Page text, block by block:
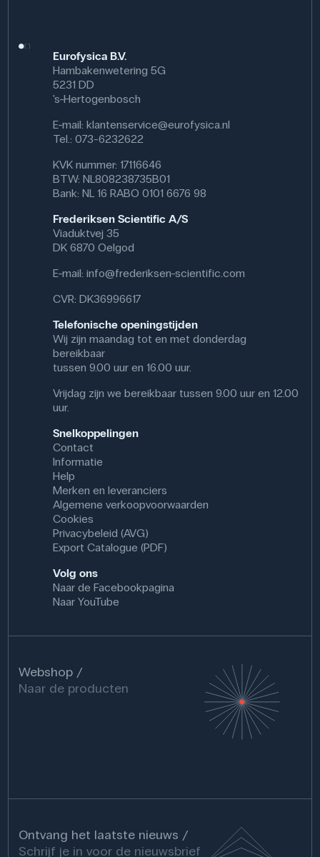
Eurofysica B.V.
Hambakenwetering 5G
5231 DD
's-Hertogenbosch
E-mail:klantenservice@eurofysica.nl
Tel.: 073-6232622
KVK nummer: 17116646
BTW: NL808238735B01
Bank: NL 16 RABO 0101 6676 98
Frederiksen Scientific A/S
Viaduktvej 35
DK 6870 Oelgod
E-mail:info@frederiksen-scientific.com
CVR: DK36996617
Telefonische openingstijden
Wij zijn maandag tot en met donderdag
bereikbaar
tussen 9.00 uur en 16.00 uur.
Vrijdag zijn we bereikbaar tussen 9.00 uur en 12.00
uur.
Snelkoppelingen
Contact
Informatie
Help
Merken en leveranciers
Algemene verkoopvoorwaarden
Cookies
Privacybeleid (AVG)
Export Catalogue (PDF)
Volg ons
Naar de Facebookpagina
Naar YouTube
Webshop
Naar de producten
Ontvang het laatste nieuws
Schrijf je in voor de nieuwsbrief